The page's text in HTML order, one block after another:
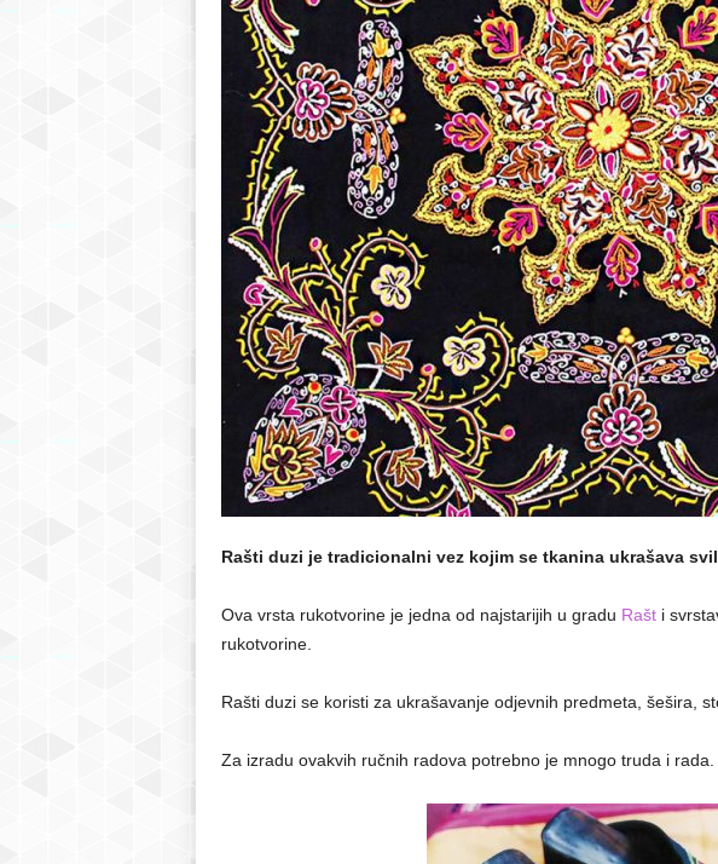
r
S
a
r
a
j
e
v
o
Rašti duzi je tradicionalni vez kojim se tkanina ukrašava
Ova vrsta rukotvorine je jedna od najstarijih u gradu Rašti
rukotvorine.
Rašti duzi se koristi za ukrašavanje odjevnih predmeta, šešira,
Za izradu ovakvih ručnih radova potrebno je mnogo truda i rada.